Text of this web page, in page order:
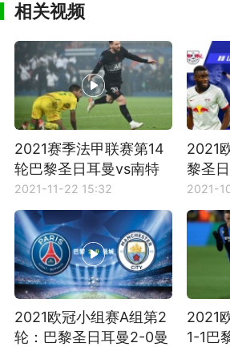
相关视频
2021赛季法甲联赛第14
轮巴黎圣日耳曼vs南特
全场比赛集锦
2021-11-22 15:32
2021
黎圣
场比
2021-
2021欧冠小组赛A组第2
轮：巴黎圣日耳曼2-0曼
2021
1-1巴